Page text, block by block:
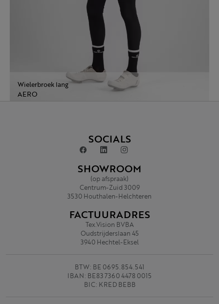
Wielerbroek lang
AERO
SOCIALS
SHOWROOM
(op afspraak)
Centrum-Zuid 3009
3530 Houthalen-Helchteren
FACTUURADRES
Tex.Vision BVBA
Oudstrijderslaan 45
3940 Hechtel-Eksel
BTW: BE 0695.854.541
IBAN: BE83 7360 4478 0015
BIC: KRED BEBB